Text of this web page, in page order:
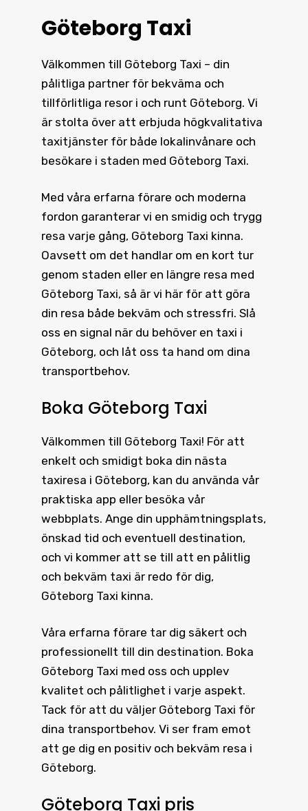
Göteborg Taxi
Välkommen till Göteborg Taxi – din
pålitliga partner för bekväma och
tillförlitliga resor i och runt Göteborg. Vi
är stolta över att erbjuda högkvalitativa
taxitjänster för både lokalinvånare och
besökare i staden med Göteborg Taxi.
Med våra erfarna förare och moderna
fordon garanterar vi en smidig och trygg
resa varje gång, Göteborg Taxi kinna.
Oavsett om det handlar om en kort tur
genom staden eller en längre resa med
Göteborg Taxi, så är vi här för att göra
din resa både bekväm och stressfri. Slå
oss en signal när du behöver en taxi i
Göteborg, och låt oss ta hand om dina
transportbehov.
Boka Göteborg Taxi
Välkommen till Göteborg Taxi! För att
enkelt och smidigt boka din nästa
taxiresa i Göteborg, kan du använda vår
praktiska app eller besöka vår
webbplats. Ange din upphämtningsplats,
önskad tid och eventuell destination,
och vi kommer att se till att en pålitlig
och bekväm taxi är redo för dig,
Göteborg Taxi kinna.
Våra erfarna förare tar dig säkert och
professionellt till din destination. Boka
Göteborg Taxi med oss och upplev
kvalitet och pålitlighet i varje aspekt.
Tack för att du väljer Göteborg Taxi för
dina transportbehov. Vi ser fram emot
att ge dig en positiv och bekväm resa i
Göteborg.
Göteborg Taxi pris